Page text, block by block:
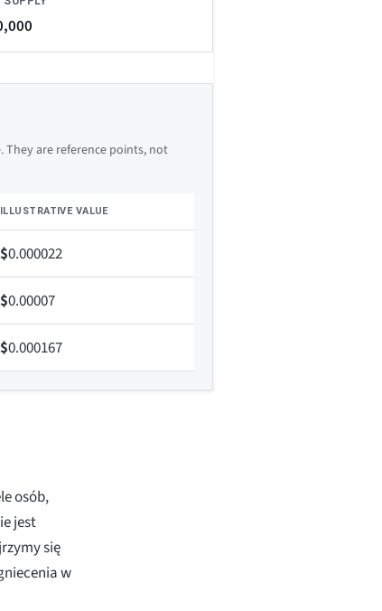
are reference points, not
ILLUSTRATIVE VALUE
$0.000022
$0.00007
$0.000167
osób,
jest
się
w